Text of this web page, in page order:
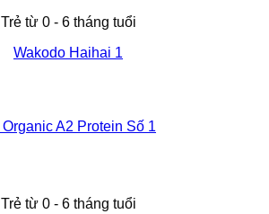
Trẻ từ 0 - 6 tháng tuổi
Wakodo Haihai 1
Trẻ từ 0 - 6 tháng tuổi